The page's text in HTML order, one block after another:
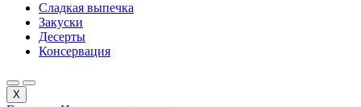
Сладкая выпечка
Закуски
Десерты
Консервация
X